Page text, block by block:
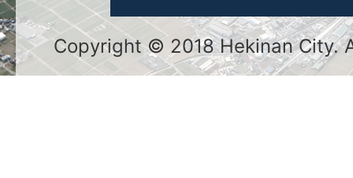
Copyright © 2018 Hekinan City.